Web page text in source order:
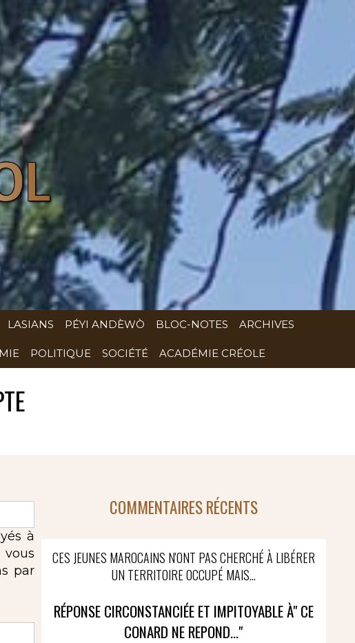
LASIANS PÉYI ANDÈWÒ BLOC-NOTES ARCHIVES
POLITIQUE SOCIÉTÉ ACADÉMIE CRÉOLE
à
par
COMMENTAIRES RÉCENTS
CES JEUNES MAROCAINS N'ONT PAS CHERCHÉ À LIBÉRER
UN TERRITOIRE OCCUPÉ MAIS...
RÉPONSE CIRCONSTANCIÉE ET IMPITOYABLE À" CE
CONARD NE REPOND..."